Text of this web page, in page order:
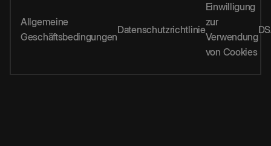
Allgemeine
Geschäftsbedingungen
Datenschutzrichtlinie
Einwilligung
zur
Verwendung
von Cookies